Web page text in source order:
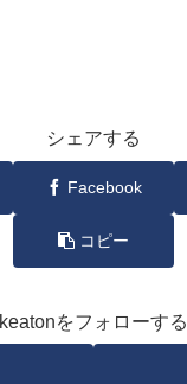
シェアする
Facebook
コピー
keatonをフォローする